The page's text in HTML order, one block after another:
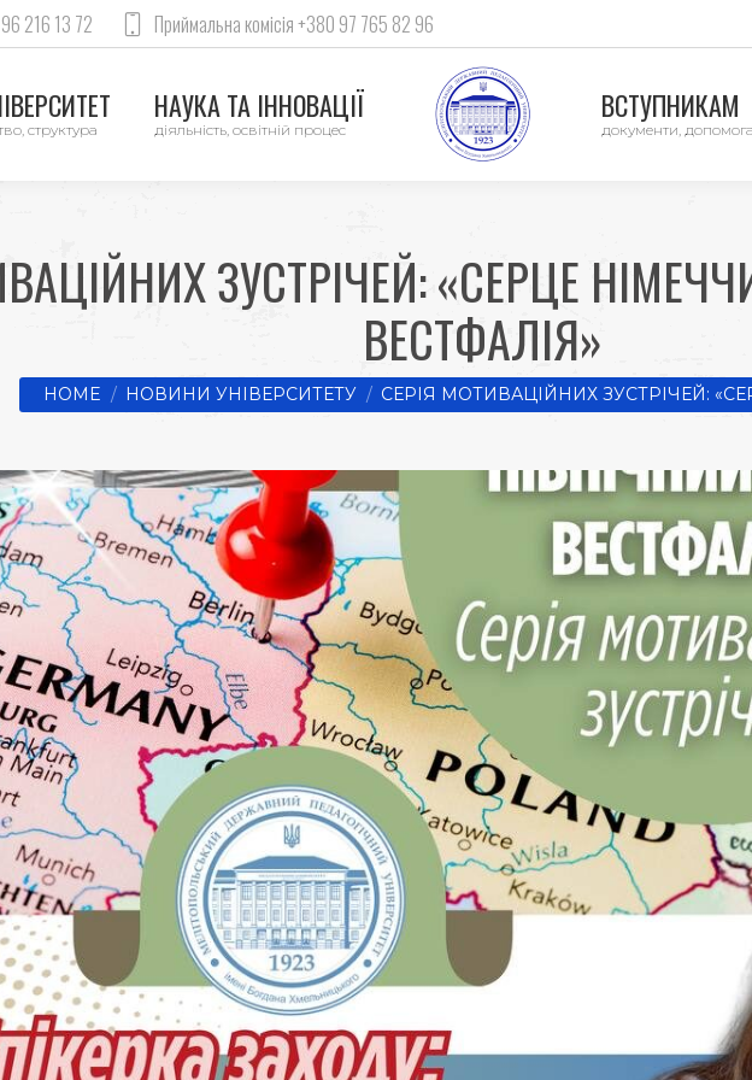
216 13 72 Приймальна комісія +380 97 765 82 96
структура
НАУКА ТА ІННОВАЦІЇ
діяльність, освітній процес
ВСТУПНИКАМ
документи,
ЗУСТРІЧЕЙ: «СЕРЦЕ
ВЕСТФАЛІЯ»
You are here:
HOME НОВИНИ УНІВЕРСИТЕТУ СЕРІЯ МОТИВАЦІЙНИХ ЗУСТРІЧЕЙ: